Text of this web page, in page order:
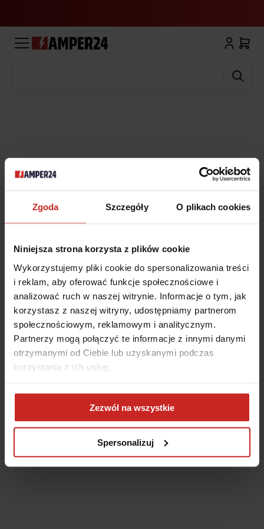
Zgoda Szczegóły O plikach cookies
Niniejsza strona korzysta z plików cookie
Wykorzystujemy pliki cookie do spersonalizowania treści
i reklam, aby oferować funkcje społecznościowe i
analizować ruch w naszej witrynie. Informacje o tym, jak
korzystasz z naszej witryny, udostępniamy partnerom
społecznościowym, reklamowym i analitycznym.
Partnerzy mogą połączyć te informacje z innymi danymi
otrzymanymi od Ciebie lub uzyskanymi podczas
korzystania z ich usług.
Zezwól na wszystkie
Spersonalizuj
browser console for more information)